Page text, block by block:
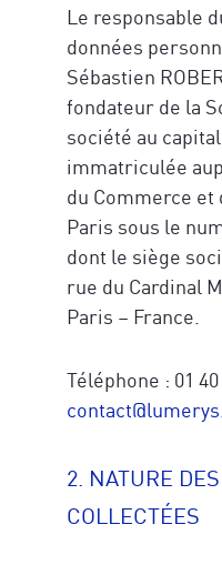
Le responsable
données
Sébastien
fondateur de la
société au
immatriculée
du Commerce et
Paris sous le
dont le siège
rue du Cardinal
Paris – France.
Téléphone : 01
2. NATURE
COLLECTÉES